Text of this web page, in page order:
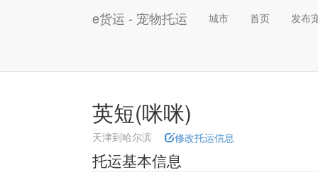
e货运 - 宠物托运 城市 首页 发布
英短(咪咪)
天津到哈尔滨 修改托运信息
托运基本信息